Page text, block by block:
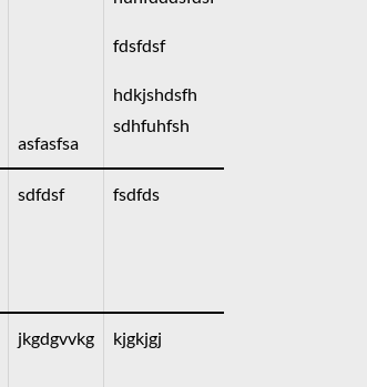
asfasfsa
fdsfdsf
hdkjshdsfh
sdhfuhfsh
sdfdsf fsdfds
jkgdgvvkg kjgkjgj